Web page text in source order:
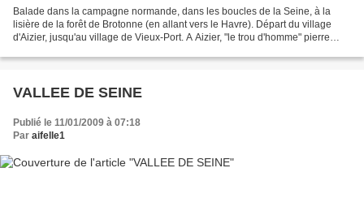
Balade dans la campagne normande, dans les boucles de la Seine, à la
lisière de la forêt de Brotonne (en allant vers le Havre). Départ du village
d'Aizier, jusqu'au village de Vieux-Port. A Aizier, "le trou d'homme" pierre
VALLEE DE SEINE
Publié le 11/01/2009 à 07:18
Par aifelle1